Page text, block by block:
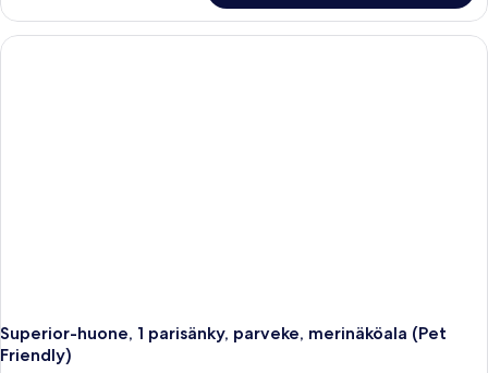
useita
sänkyjä,
tupakointi
Superior-huone, 1 parisänky, parveke, merinäköala (Pet
Friendly)